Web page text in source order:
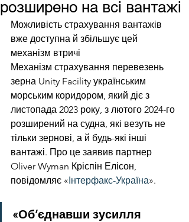
розширено на всі вантажі
Можливість страхування вантажів
вже доступна й збільшує цей
механізм втричі
Механізм страхування перевезень
зерна Unity Facility українським
морським коридором, який діє з
листопада 2023 року, з лютого 2024-го
розширений на судна, які везуть не
тільки зернові, а й будь-які інші
вантажі. Про це заявив партнер
Oliver Wyman Кріспін Елісон,
повідомляє «Інтерфакс-Україна».
«Об’єднавши зусилля